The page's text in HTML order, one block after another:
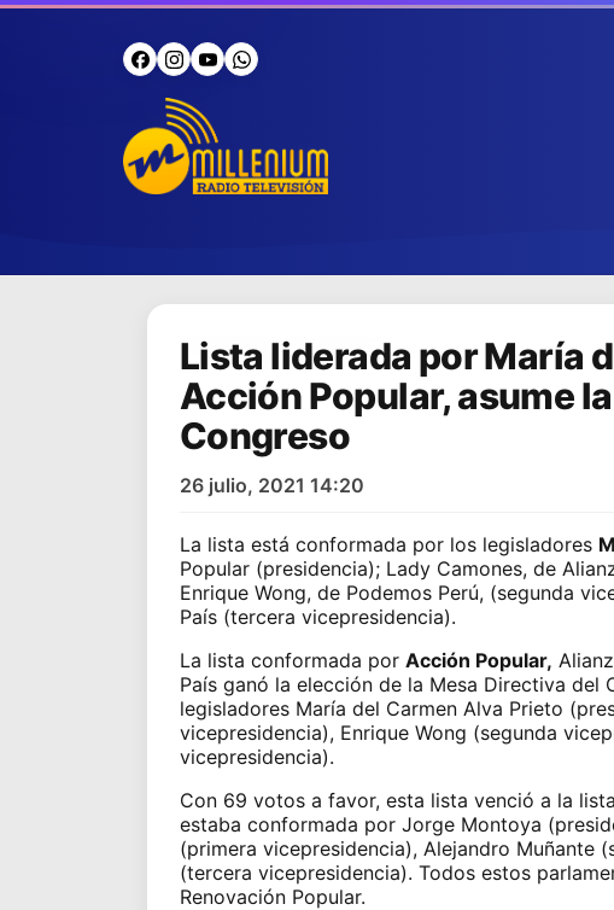
Lista liderada por María
Acción Popular, asume
Congreso
26 julio, 2021 14:20
La lista está conformada por los legisladores
Popular (presidencia); Lady Camones, de
Enrique Wong, de Podemos Perú, (segunda
País (tercera vicepresidencia).
La lista conformada por Acción Popular,
País ganó la elección de la Mesa Directiva del
legisladores María del Carmen Alva Prieto
vicepresidencia), Enrique Wong (segunda
vicepresidencia).
Con 69 votos a favor, esta lista venció a la
estaba conformada por Jorge Montoya
(primera vicepresidencia), Alejandro Muñante
(tercera vicepresidencia). Todos estos
Renovación Popular.